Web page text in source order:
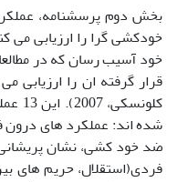
بخش دوم پرسشنامه،
خود آسیب رسان که در
شده اند: عملکرد های
ضد خود کشی، نشان
فردی(استقلال، حریم های